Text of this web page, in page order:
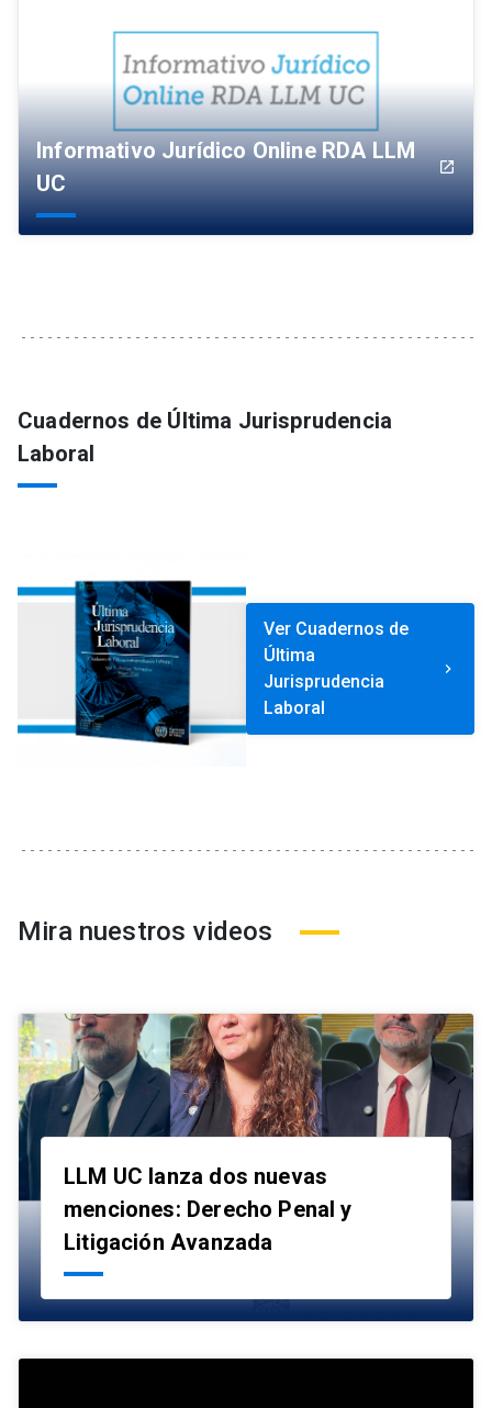
Informativo Jurídico Online RDA LLM
UC
launch
Cuadernos de Última Jurisprudencia
Laboral
Ver Cuadernos de
Última
Jurisprudencia
Laboral
keyboard_arrow_right
Mira nuestros videos
LLM UC lanza dos nuevas
menciones: Derecho Penal y
Litigación Avanzada